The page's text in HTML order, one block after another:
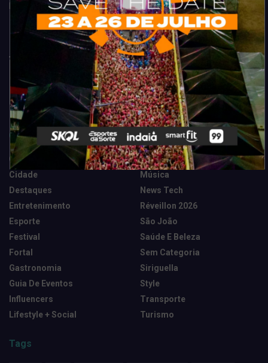
Fortaleza. Dicas, promoções, coberturas exclusivas e muito mais.
Categorias
Camarote Vip Junino
Cidade
Destaques
Entretenimento
Esporte
Festival
Fortal
Gastronomia
Guia De Eventos
Influencers
Lifestyle + Social
Marketing E Negócios
Música
News Tech
Réveillon 2026
São João
Saúde E Beleza
Sem Categoria
Siriguella
Style
Transporte
Turismo
Tags